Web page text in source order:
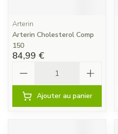
Arterin
Arterin Cholesterol Comp
150
84,99 €
Ajouter au panier